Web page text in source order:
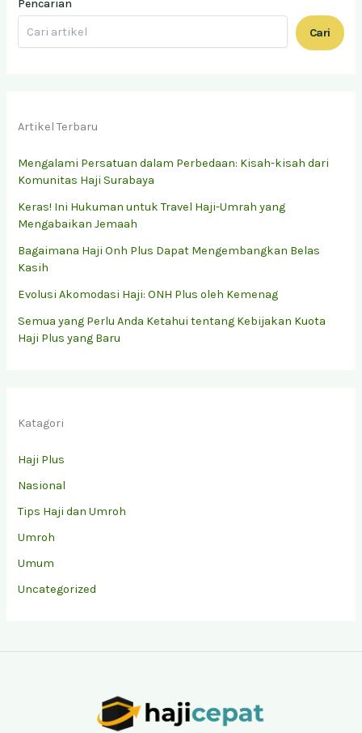
Pencarian
Cari
Artikel Terbaru
Mengalami Persatuan dalam Perbedaan: Kisah-kisah dari
Komunitas Haji Surabaya
Keras! Ini Hukuman untuk Travel Haji-Umrah yang
Mengabaikan Jemaah
Bagaimana Haji Onh Plus Dapat Mengembangkan Belas
Kasih
Evolusi Akomodasi Haji: ONH Plus oleh Kemenag
Semua yang Perlu Anda Ketahui tentang Kebijakan Kuota
Haji Plus yang Baru
Katagori
Haji Plus
Nasional
Tips Haji dan Umroh
Umroh
Umum
Uncategorized
Instagram
YouTube
TikTok